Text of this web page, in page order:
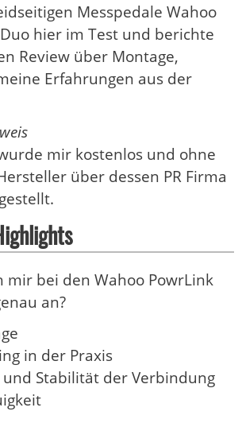
Messpedale Wahoo
hier im Test und berichte
Review über Montage,
Erfahrungen aus der
mir kostenlos und ohne
über dessen PR Firma
mir bei den Wahoo PowrLink
an?
in der Praxis
Stabilität der Verbindung